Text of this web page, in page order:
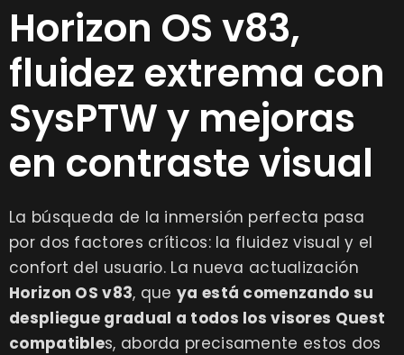
Horizon OS v83,
fluidez extrema con
SysPTW y mejoras
en contraste visual
La búsqueda de la inmersión perfecta pasa
por dos factores críticos: la fluidez visual y el
confort del usuario. La nueva actualización
Horizon OS v83, queya está comenzando su
despliegue gradual a todos los visores Quest
compatibles, aborda precisamente estos dos